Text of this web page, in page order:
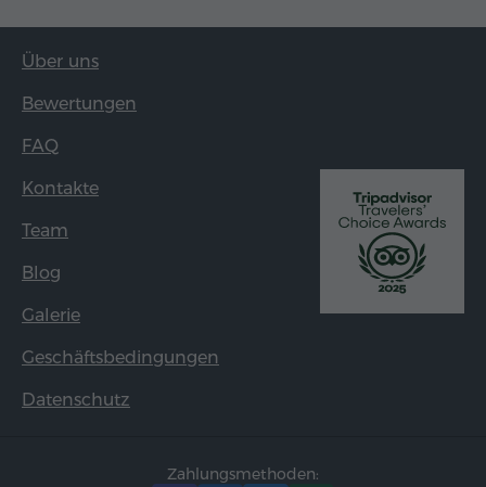
Über uns
Bewertungen
FAQ
Kontakte
Team
Blog
Galerie
Geschäftsbedingungen
Datenschutz
Zahlungsmethoden: